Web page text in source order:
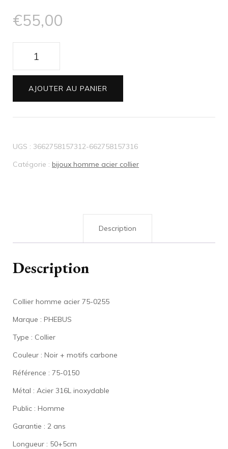
€55,00
quantité
de
Collier
homme
acier
AJOUTER AU PANIER
UGS : 3662758157312-662758157316
Catégorie : bijoux homme acier collier
Description
Description
Collier homme acier 75-0255
Marque : PHEBUS
Type : Collier
Couleur : Noir + motifs carbone
Référence : 75-0150
Métal : Acier 316L inoxydable
Public : Homme
Garantie : 2 ans
Longueur : 50+5cm